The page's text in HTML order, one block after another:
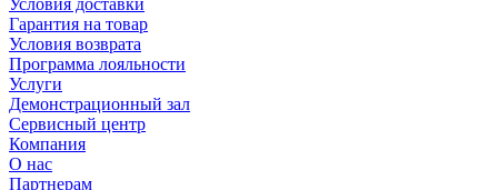
Условия доставки
Гарантия на товар
Условия возврата
Программа лояльности
Услуги
Демонстрационный зал
Сервисный центр
Компания
О нас
Партнерам